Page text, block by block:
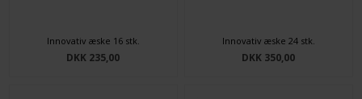
Innovativ æske 16 stk.
DKK 235,00
Innovativ æske 24 stk.
DKK 350,00